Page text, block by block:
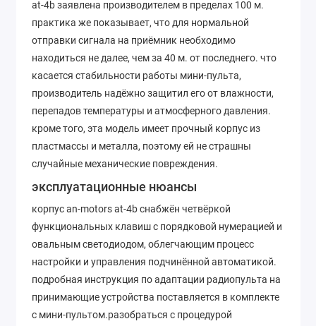
at-4b заявлена производителем в пределах 100 м.
практика же показывает, что для нормальной
отправки сигнала на приёмник необходимо
находиться не далее, чем за 40 м. от последнего. что
касается стабильности работы мини-пульта,
производитель надёжно защитил его от влажности,
перепадов температуры и атмосферного давления.
кроме того, эта модель имеет прочный корпус из
пластмассы и металла, поэтому ей не страшны
случайные механические повреждения.
эксплуатационные нюансы
корпус an-motors at-4b снабжён четвёркой
функциональных клавиш с порядковой нумерацией и
овальным светодиодом, облегчающим процесс
настройки и управления подчинённой автоматикой.
подробная инструкция по адаптации радиопульта на
принимающие устройства поставляется в комплекте
с мини-пультом.разобраться с процедурой